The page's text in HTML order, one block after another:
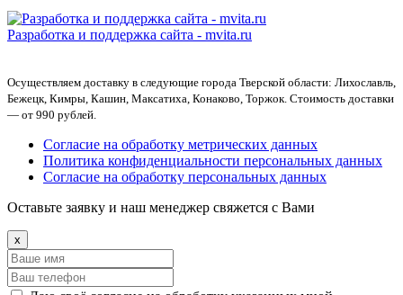
Разработка и поддержка сайта - mvita.ru
Осуществляем доставку в следующие города Тверской области: Лихославль,
Бежецк, Кимры, Кашин, Максатиха, Конаково, Торжок. Стоимость доставки
— от 990 рублей.
Согласие на обработку метрических данных
Политика конфиденциальности персональных данных
Согласие на обработку персональных данных
Оставьте заявку и наш менеджер свяжется с Вами
x